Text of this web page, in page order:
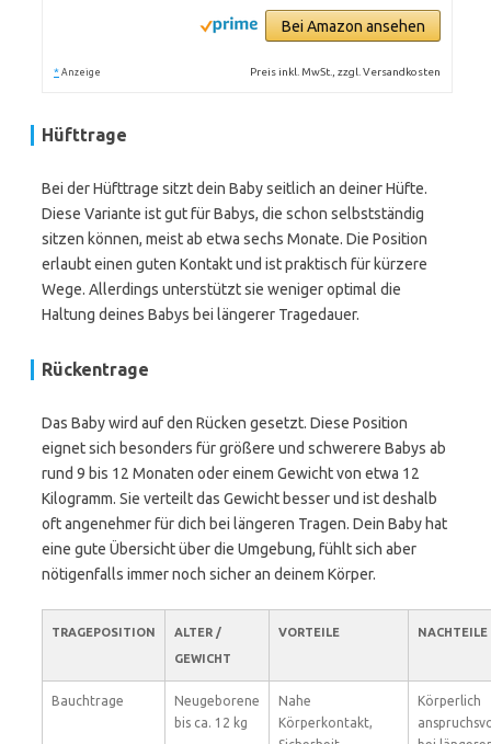
Bei Amazon ansehen
* Anzeige Preis inkl. MwSt., zzgl. Versandkosten
Hüfttrage
Bei der Hüfttrage sitzt dein Baby seitlich an deiner Hüfte.
Diese Variante ist gut für Babys, die schon selbstständig
sitzen können, meist ab etwa sechs Monate. Die Position
erlaubt einen guten Kontakt und ist praktisch für kürzere
Wege. Allerdings unterstützt sie weniger optimal die
Haltung deines Babys bei längerer Tragedauer.
Rückentrage
Das Baby wird auf den Rücken gesetzt. Diese Position
eignet sich besonders für größere und schwerere Babys ab
rund 9 bis 12 Monaten oder einem Gewicht von etwa 12
Kilogramm. Sie verteilt das Gewicht besser und ist deshalb
oft angenehmer für dich bei längeren Tragen. Dein Baby hat
eine gute Übersicht über die Umgebung, fühlt sich aber
nötigenfalls immer noch sicher an deinem Körper.
TRAGEPOSITION
ALTER /
GEWICHT
VORTEILE NACHTEILE
Bauchtrage
Neugeborene
bis ca. 12 kg
Nahe
Körperkontakt,
Körperlich